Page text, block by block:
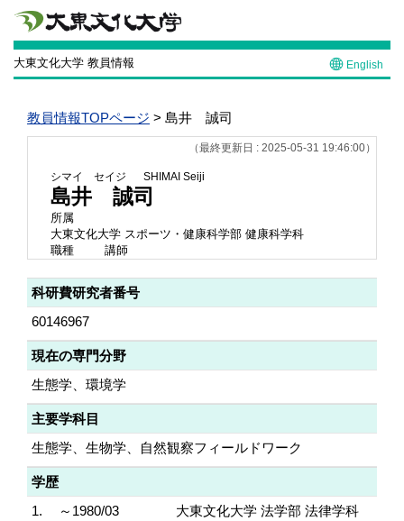
大東文化大学 教員情報 English
教員情報TOPページ > 島井 誠司
（最終更新日 : 2025-05-31 19:46:00）
シマイ セイジ SHIMAI Seiji
島井 誠司
所属
大東文化大学 スポーツ・健康科学部 健康科学科
職種
講師
科研費研究者番号
60146967
現在の専門分野
生態学、環境学
主要学科目
生態学、生物学、自然観察フィールドワーク
学歴
1.
～1980/03
大東文化大学 法学部 法律学科